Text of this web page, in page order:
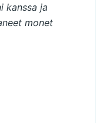
kanssa ja
monet